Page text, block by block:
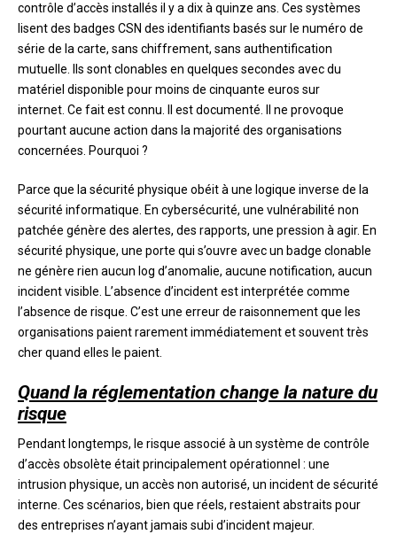
contrôle d’accès installés il y a dix à quinze ans. Ces systèmes
lisent des badges CSN des identifiants basés sur le numéro de
série de la carte, sans chiffrement, sans authentification
mutuelle. Ils sont clonables en quelques secondes avec du
matériel disponible pour moins de cinquante euros sur
internet. Ce fait est connu. Il est documenté. Il ne provoque
pourtant aucune action dans la majorité des organisations
concernées. Pourquoi ?
Parce que la sécurité physique obéit à une logique inverse de la
sécurité informatique. En cybersécurité, une vulnérabilité non
patchée génère des alertes, des rapports, une pression à agir. En
sécurité physique, une porte qui s’ouvre avec un badge clonable
ne génère rien aucun log d’anomalie, aucune notification, aucun
incident visible. L’absence d’incident est interprétée comme
l’absence de risque. C’est une erreur de raisonnement que les
organisations paient rarement immédiatement et souvent très
cher quand elles le paient.
Quand la réglementation change la nature du
risque
Pendant longtemps, le risque associé à un système de contrôle
d’accès obsolète était principalement opérationnel : une
intrusion physique, un accès non autorisé, un incident de sécurité
interne. Ces scénarios, bien que réels, restaient abstraits pour
des entreprises n’ayant jamais subi d’incident majeur.